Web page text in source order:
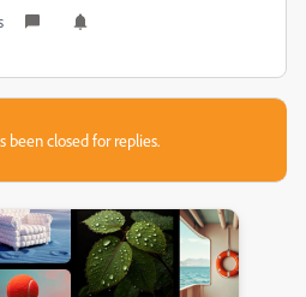
been closed for replies.